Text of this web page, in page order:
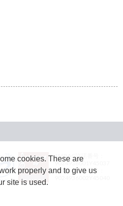
JASRAC許諾番号：
9024936001Y45037
JASRAC許諾番号：
cookies. These are
properly and to give us
site is used.